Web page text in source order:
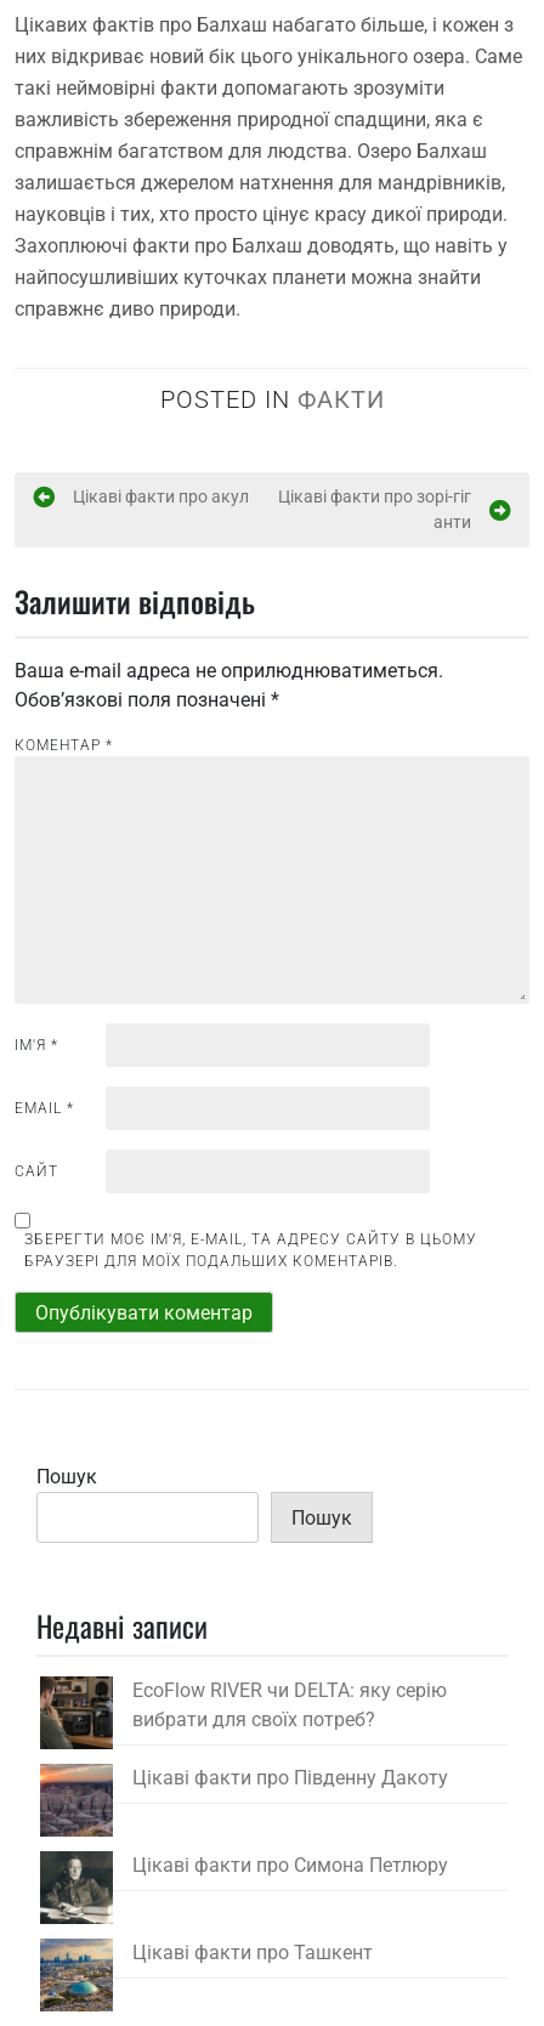
Цікавих фактів про Балхаш набагато більше, і кожен з
них відкриває новий бік цього унікального озера. Саме
такі неймовірні факти допомагають зрозуміти
важливість збереження природної спадщини, яка є
справжнім багатством для людства. Озеро Балхаш
залишається джерелом натхнення для мандрівників,
науковців і тих, хто просто цінує красу дикої природи.
Захоплюючі факти про Балхаш доводять, що навіть у
найпосушливіших куточках планети можна знайти
справжнє диво природи.
POSTED IN ФАКТИ
Н
і
а
ц
і
в
Цікаві факти про акул
Цікаві факти про зорі-гіг
анти
Залишити відповідь
Ваша e-mail адреса не оприлюднюватиметься.
Обов’язкові поля позначені *
КОМЕНТАР *
ІМ'Я *
EMAIL *
САЙТ
ЗБЕРЕГТИ МОЄ ІМ'Я, E-MAIL, ТА АДРЕСУ САЙТУ В ЦЬОМУ
БРАУЗЕРІ ДЛЯ МОЇХ ПОДАЛЬШИХ КОМЕНТАРІВ.
Пошук
Пошук
Недавні записи
EcoFlow RIVER чи DELTA: яку серію
вибрати для своїх потреб?
Цікаві факти про Південну Дакоту
Цікаві факти про Симона Петлюру
Цікаві факти про Ташкент